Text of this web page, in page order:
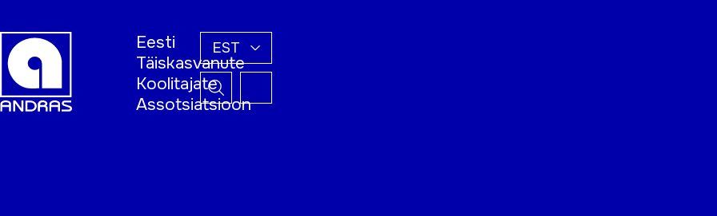
Eesti
Täiskasvanute
Koolitajate
Assotsiatsioon
EST